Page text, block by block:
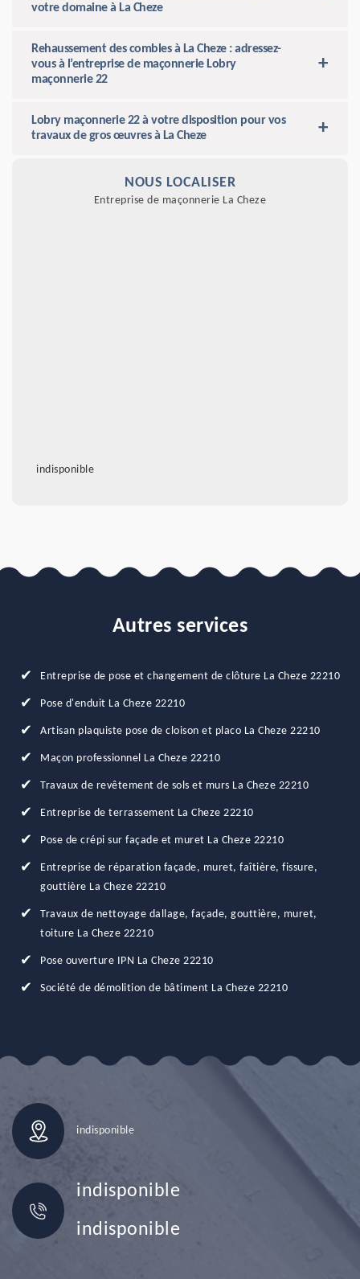
votre domaine à La Cheze
Rehaussement des combles à La Cheze : adressez-
vous à l’entreprise de maçonnerie Lobry
maçonnerie 22
Lobry maçonnerie 22 à votre disposition pour vos
travaux de gros œuvres à La Cheze
NOUS LOCALISER
Entreprise de maçonnerie La Cheze
indisponible
Autres services
Entreprise de pose et changement de clôture La Cheze 22210
Pose d'enduit La Cheze 22210
Artisan plaquiste pose de cloison et placo La Cheze 22210
Maçon professionnel La Cheze 22210
Travaux de revêtement de sols et murs La Cheze 22210
Entreprise de terrassement La Cheze 22210
Pose de crépi sur façade et muret La Cheze 22210
Entreprise de réparation façade, muret, faîtière, fissure,
gouttière La Cheze 22210
Travaux de nettoyage dallage, façade, gouttière, muret,
toiture La Cheze 22210
Pose ouverture IPN La Cheze 22210
Société de démolition de bâtiment La Cheze 22210
indisponible
indisponible
indisponible